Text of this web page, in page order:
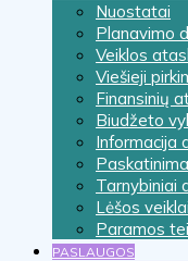
Nuostatai
Planavimo
Veiklos
Viešieji
Finansinių
Biudžeto
Informacija
Tarnybiniai
Lėšos
Paramos
PASLAUGOS